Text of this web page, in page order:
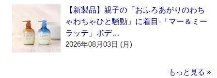
【新製品】親子の「おふろあがりのわち
ゃわちゃひと騒動」に着目‐「マー＆ミー
ラッテ」ボデ…
2026年08月03日 (月)
もっと見る »